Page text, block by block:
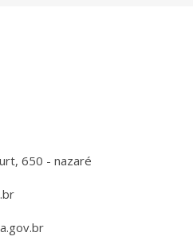
650 - nazaré